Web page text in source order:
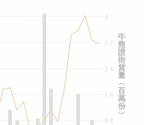
0.8
1.6
2.4
3.2
4
牛
熊
證
街
貨
量
︵
百
萬
份
︶